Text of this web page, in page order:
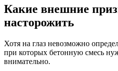
Какие внешние
насторожить
Хотя на глаз невозможно
при которых бетонную смесь
внимательно.